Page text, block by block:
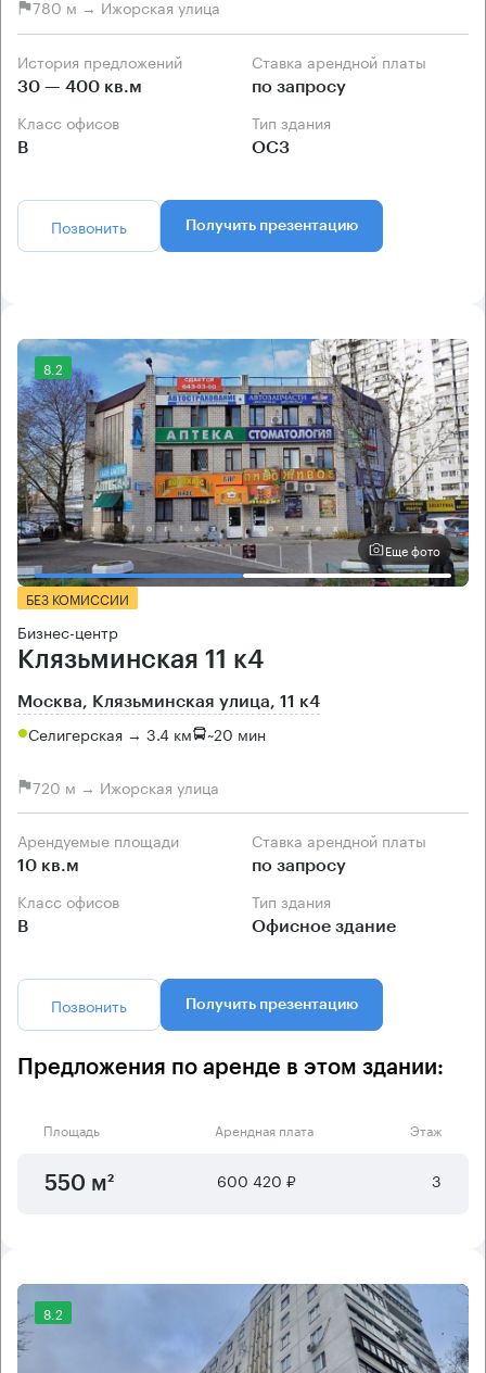
780 м → Ижорская улица
История предложений
30 — 400 кв.м
Ставка арендной платы
по запросу
Класс офисов
B
Тип здания
ОСЗ
Позвонить Получить презентацию
8.2
Еще фото
БЕЗ КОМИССИИ
Бизнес-центр
Клязьминская 11 к4
Москва, Клязьминская улица, 11 к4
Селигерская → 3.4 км ~20 мин
720 м → Ижорская улица
Арендуемые площади
10 кв.м
Ставка арендной платы
по запросу
Класс офисов
B
Тип здания
Офисное здание
Позвонить Получить презентацию
Предложения по аренде в этом здании:
Площадь Арендная плата Этаж
550 м² 600 420 ₽ 3
8.2